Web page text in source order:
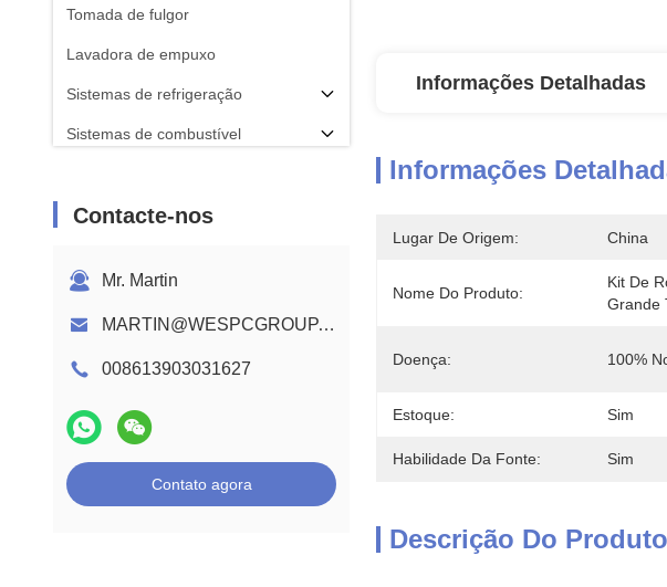
Tomada de fulgor
Lavadora de empuxo
Sistemas de refrigeração
Sistemas de combustível
Árvore de cames do motor Perkins
Contacte-nos
Mr. Martin
MARTIN@WESPCGROUP.COM
008613903031627
Contato agora
Informações Detalhadas
Informações
Lugar De Origem: China
Nome Do Produto:
Kit De
Grande
Doença: 100%
Estoque: Sim
Habilidade Da Fonte: Sim
Descrição Do Produto